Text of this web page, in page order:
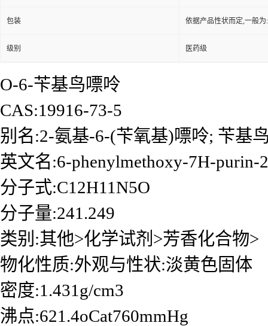
包装 依据产品性状而定,一般
级别 医药级
O-6-苄基鸟嘌呤
CAS:19916-73-5
别名:2-氨基-6-(苄氧基)嘌呤; 苄基
英文名:6-phenylmethoxy-7H-purin-
分子式:C12H11N5O
分子量:241.249
类别:其他>化学试剂>芳香化合物>
物化性质:外观与性状:淡黄色固体
密度:1.431g/cm3
沸点:621.4oCat760mmHg